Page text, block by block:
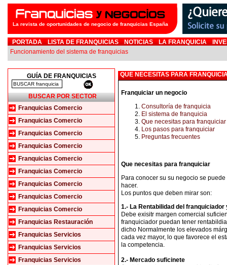
La revista de oportunidades de negocio de franquicias España
PORTADA LISTA DE FRANQUICIAS NOTICIAS LA FRANQUICIA
Funcionamiento del sistema de franquicias
GUÍA DE FRANQUICIAS
BUSCAR POR SECTOR
Franquicias Comercio
Franquicias Comercio
Franquicias Comercio
Franquicias Comercio
Franquicias Comercio
Franquicias Comercio
Franquicias Comercio
Franquicias Comercio
Franquicias Comercio
Franquicias Restauración
Franquicias Servicios
Franquicias Servicios
Franquicias Servicios
QUE NECESITAS PARA
Franquiciar un negocio
Consultoría de franquicia
El sistema de franquicia
Que necesitas para franquiciar
Los pasos para franquiciar
Preguntas frecuentes
Que necesitas para franquiciar
Para conocer su su negocio se
hacer.
Los puntos que deben mirar son:
1.- La Rentabilidad del
Debe exisitr margen comercial
franquiciador puedan tener
dicho Normalmente los elevados
cada vez mayor, lo que favorece el
la competencia.
2.- Mercado suficinete